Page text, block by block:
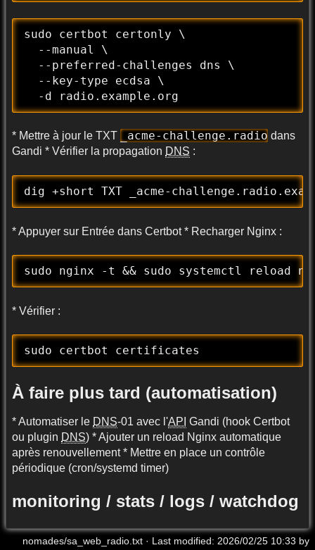
sudo certbot certonly \
  --manual \
  --preferred-challenges dns \
  --key-type ecdsa \
  -d radio.example.org
* Mettre à jour le TXT _acme-challenge.radio dans
Gandi * Vérifier la propagation DNS :
dig +short TXT _acme-
* Appuyer sur Entrée dans Certbot * Recharger Nginx :
sudo nginx -t && sudo systemctl reload
* Vérifier :
sudo certbot certificates
À faire plus tard (automatisation)
* Automatiser le DNS-01 avec l'API Gandi (hook Certbot
ou plugin DNS) * Ajouter un reload Nginx automatique
après renouvellement * Mettre en place un contrôle
périodique (cron/systemd timer)
monitoring / stats / logs / watchdog
nomades/sa_web_radio.txt · Last modified: 2026/02/25 10:33 by